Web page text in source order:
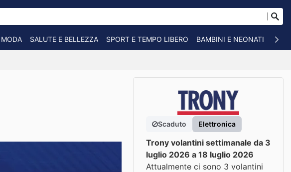
MODA SALUTE E BELLEZZA SPORT E TEMPO LIBERO BAMBINI E NEONATI
Scaduto Elettronica
Trony volantini settimanale da 3
luglio 2026 a 18 luglio 2026
Attualmente ci sono 3 volantini